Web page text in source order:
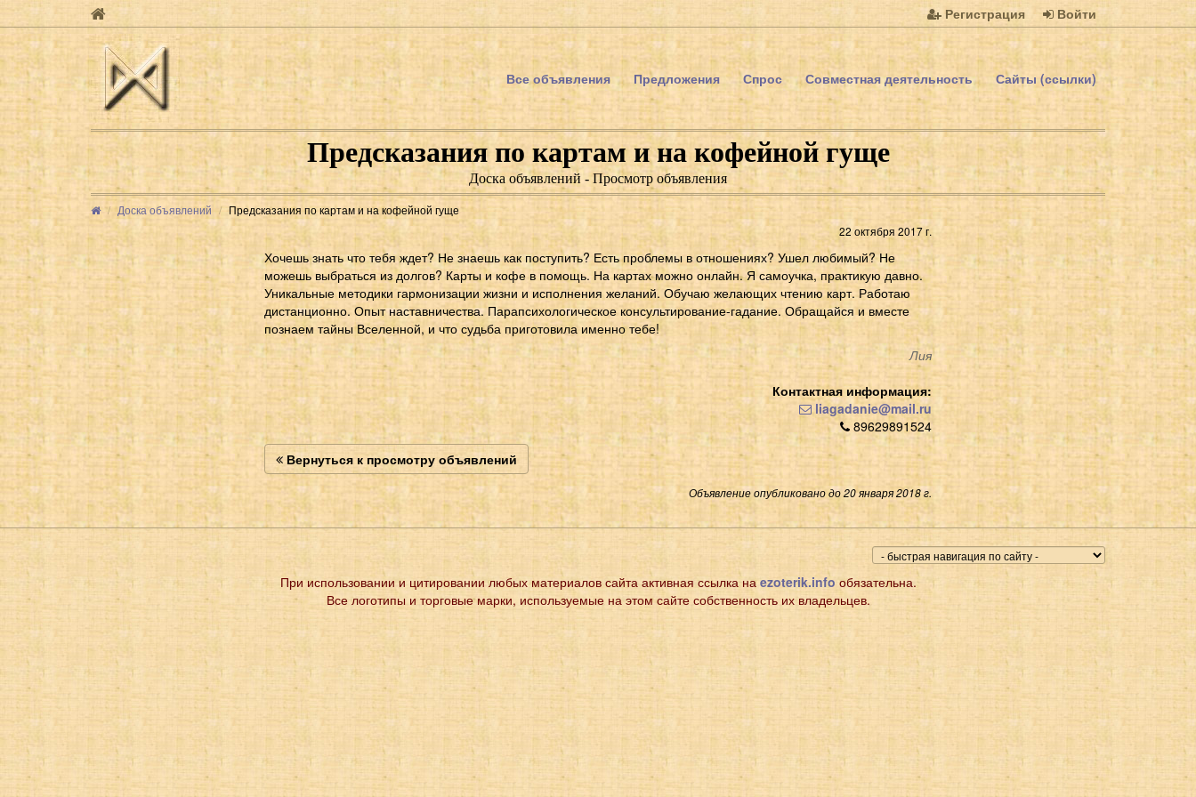
Регистрация Войти
Все объявления Предложения Спрос Совместная деятельность Сайты (ссылки)
Предсказания по картам и на кофейной гуще
Доска объявлений - Просмотр объявления
Доска объявлений
Предсказания по картам и на кофейной гуще
22 октября 2017 г.
Хочешь знать что тебя ждет? Не знаешь как поступить? Есть проблемы в отношениях? Ушел любимый? Не
можешь выбраться из долгов? Карты и кофе в помощь. На картах можно онлайн. Я самоучка, практикую давно.
Уникальные методики гармонизации жизни и исполнения желаний. Обучаю желающих чтению карт. Работаю
дистанционно. Опыт наставничества. Парапсихологическое консультирование-гадание. Обращайся и вместе
познаем тайны Вселенной, и что судьба приготовила именно тебе!
Лия
Контактная информация:
liagadanie@mail.ru
89629891524
Вернуться к просмотру объявлений
Объявление опубликовано до 20 января 2018 г.
При использовании и цитировании любых материалов сайта активная ссылка на ezoterik.info обязательна.
Все логотипы и торговые марки, используемые на этом сайте собственность их владельцев.